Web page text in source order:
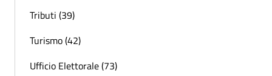
Tributi (39)
Turismo (42)
Ufficio Elettorale (73)